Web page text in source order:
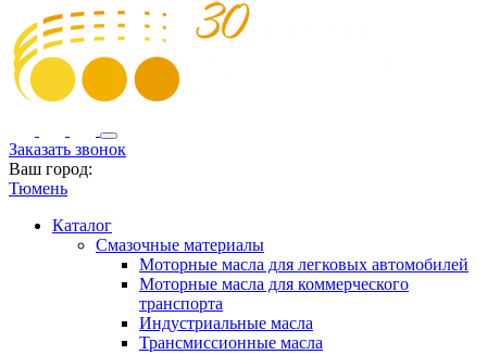
Заказать звонок
Ваш город:
Тюмень
Каталог
Смазочные материалы
Моторные масла для легковых автомобилей
Моторные масла для коммерческого
транспорта
Индустриальные масла
Трансмиссионные масла